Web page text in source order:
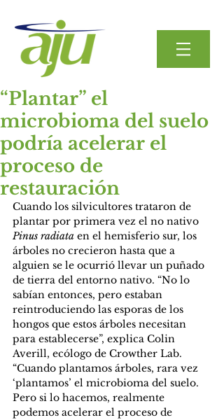
“Plantar” el
microbioma del suelo
podría acelerar el
proceso de
restauración
Cuando los silvicultores trataron de
plantar por primera vez el no nativo
Pinus radiata en el hemisferio sur, los
árboles no crecieron hasta que a
alguien se le ocurrió llevar un puñado
de tierra del entorno nativo. “No lo
sabían entonces, pero estaban
reintroduciendo las esporas de los
hongos que estos árboles necesitan
para establecerse”, explica Colin
Averill, ecólogo de Crowther Lab.
“Cuando plantamos árboles, rara vez
‘plantamos’ el microbioma del suelo.
Pero si lo hacemos, realmente
podemos acelerar el proceso de